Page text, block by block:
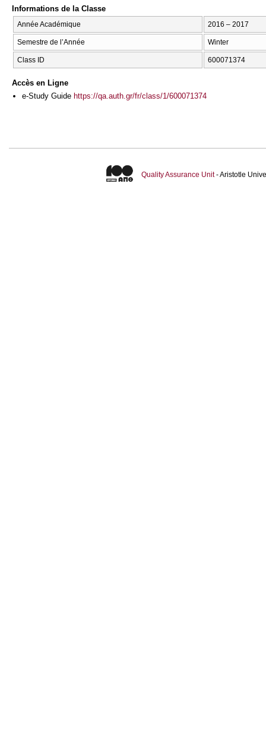
Informations de la Classe
Année Académique 2016 – 2017
Semestre de l’Année Winter
Class ID 600071374
Accès en Ligne
e-Study Guide https://qa.auth.gr/fr/class/1/600071374
Quality Assurance Unit- Aristotle